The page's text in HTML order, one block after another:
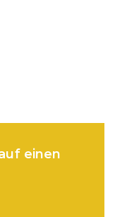
einen